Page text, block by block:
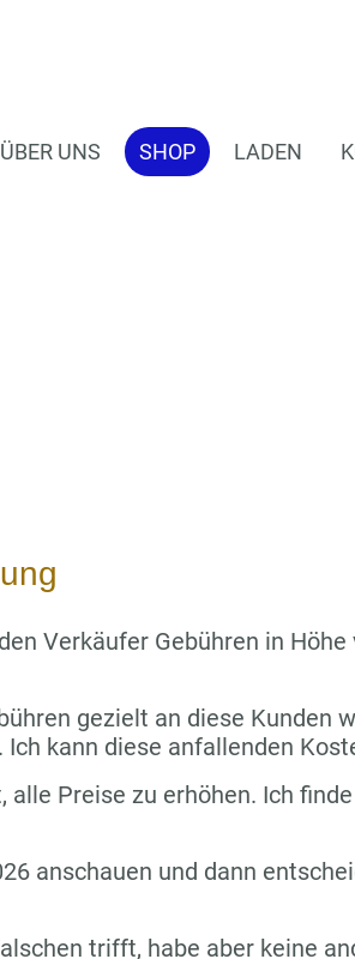
ÜBER UNS SHOP LADEN
Verkäufer Gebühren in Höhe
gezielt an diese Kunden
kann diese anfallenden
Preise zu erhöhen. Ich
anschauen und dann
trifft, habe aber keine